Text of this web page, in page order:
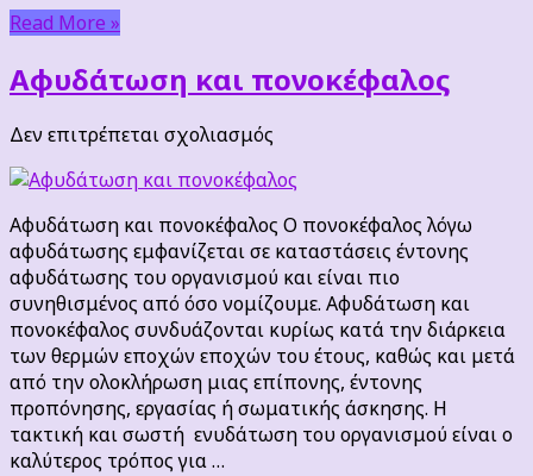
Read More »
Αφυδάτωση και πονοκέφαλος
Δεν επιτρέπεται σχολιασμός
και
πονοκέφαλος
Αφυδάτωση και πονοκέφαλος Ο πονοκέφαλος λόγω
αφυδάτωσης εμφανίζεται σε καταστάσεις έντονης
αφυδάτωσης του οργανισμού και είναι πιο
συνηθισμένος από όσο νομίζουμε. Αφυδάτωση και
πονοκέφαλος συνδυάζονται κυρίως κατά την διάρκεια
των θερμών εποχών εποχών του έτους, καθώς και μετά
από την ολοκλήρωση μιας επίπονης, έντονης
προπόνησης, εργασίας ή σωματικής άσκησης. Η
τακτική και σωστή ενυδάτωση του οργανισμού είναι ο
καλύτερος τρόπος για …